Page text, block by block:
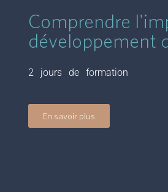
Comprendre
développement
2 jours de formation
En savoir plus